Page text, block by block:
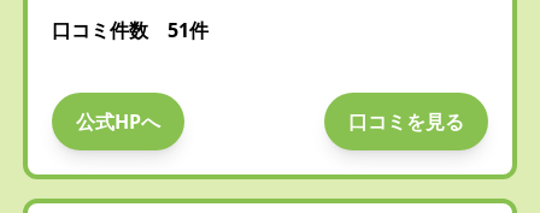
口コミ件数 51件
公式HPへ 口コミを見る